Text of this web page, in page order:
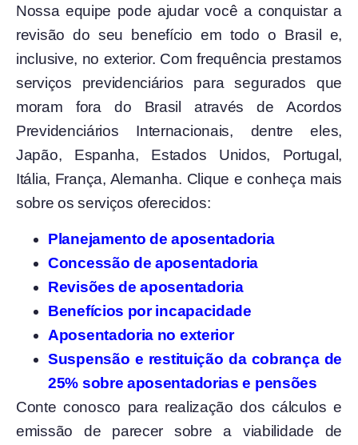
Nossa equipe pode ajudar você a conquistar a
revisão do seu benefício em todo o Brasil e,
inclusive, no exterior. Com frequência prestamos
serviços previdenciários para segurados que
moram fora do Brasil através de Acordos
Previdenciários Internacionais, dentre eles,
Japão, Espanha, Estados Unidos, Portugal,
Itália, França, Alemanha. Clique e conheça mais
sobre os serviços oferecidos:
Planejamento de aposentadoria
Concessão de aposentadoria
Revisões de aposentadoria
Benefícios por incapacidade
Aposentadoria no exterior
Suspensão e restituição da cobrança de
25% sobre aposentadorias e pensões
Conte conosco para realização dos cálculos e
emissão de parecer sobre a viabilidade de